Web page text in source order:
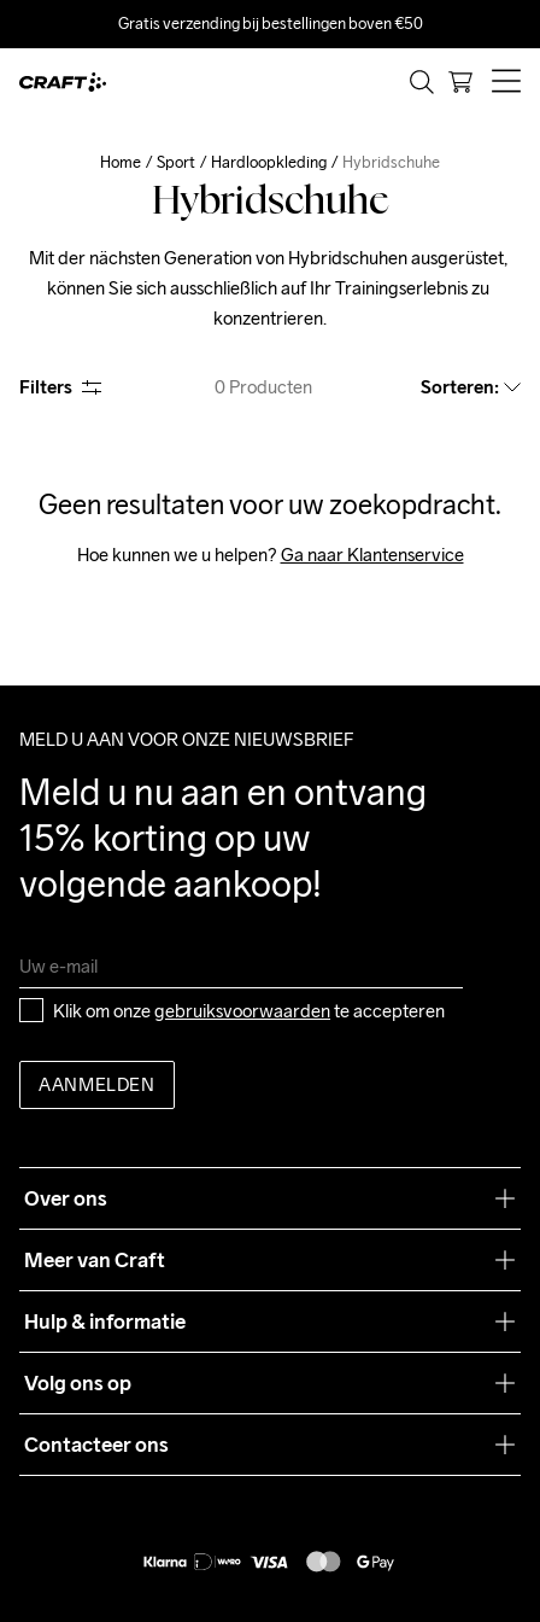
Gratis verzending bij bestellingen boven €50
Home Sport Hardloopkleding Hybridschuhe
Hybridschuhe
Mit der nächsten Generation von Hybridschuhen ausgerüstet,
können Sie sich ausschließlich auf Ihr Trainingserlebnis zu
konzentrieren.
Filters 0 Producten Sorteren:
Geen resultaten voor uw zoekopdracht.
Hoe kunnen we u helpen? Ga naar Klantenservice
MELD U AAN VOOR ONZE NIEUWSBRIEF
Meld u nu aan en ontvang
15% korting op uw
volgende aankoop!
Klik om onze gebruiksvoorwaarden te accepteren
AANMELDEN
Over ons
Meer van Craft
Teamwear
Samenwerkingen
Pers
Hulp & informatie
Algemene voorwaarden
Retour
Volg ons op
Contacteer ons